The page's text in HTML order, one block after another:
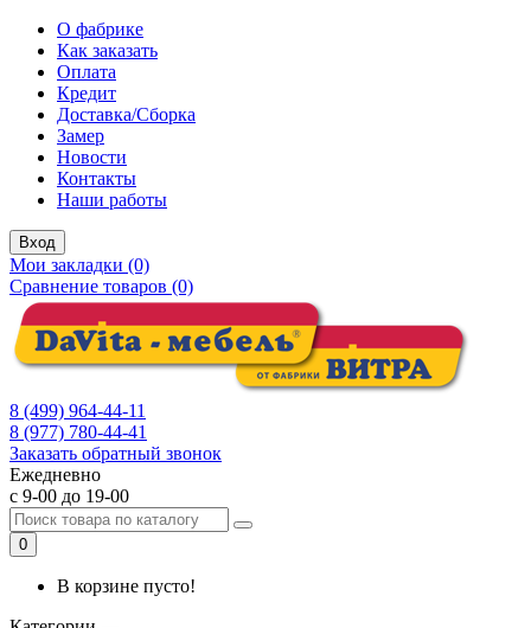
О фабрике
Как заказать
Оплата
Кредит
Доставка/Сборка
Замер
Новости
Контакты
Наши работы
Вход
Мои закладки (0)
Сравнение товаров (0)
8 (499) 964-44-11
8 (977) 780-44-41
Заказать обратный звонок
Ежедневно
с 9-00 до 19-00
0
В корзине пусто!